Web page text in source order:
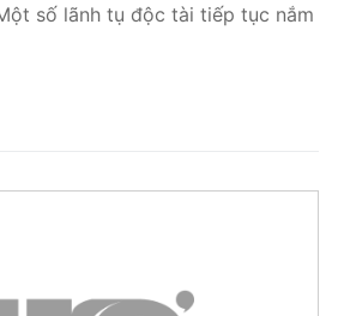
số lãnh tụ độc tài tiếp tục nắm